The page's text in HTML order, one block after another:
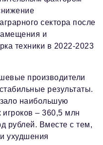
сектора после
и
техники в 2022-2023
производители
результаты.
наибольшую
– 360,5 млн
рублей. Вместе с тем,
ухудшения